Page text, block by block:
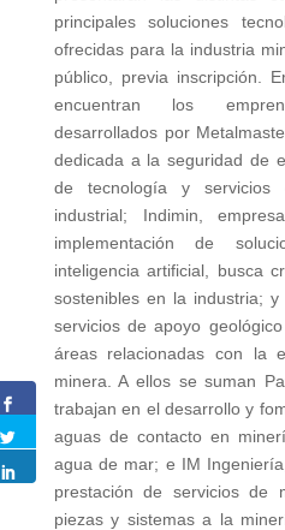
principales soluciones
ofrecidas para la industria
público, previa inscripción.
encuentran los
desarrollados por
dedicada a la seguridad de
de tecnología y
industrial; Indimin,
implementación de
inteligencia artificial, busca
sostenibles en la industria;
servicios de apoyo
áreas relacionadas con la
minera. A ellos se suman
trabajan en el desarrollo y
aguas de contacto en
agua de mar; e IM
prestación de servicios de
piezas y sistemas a la